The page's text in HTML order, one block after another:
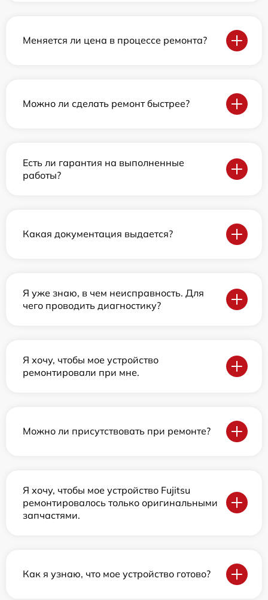
Меняется ли цена в процессе ремонта?
Можно ли сделать ремонт быстрее?
Есть ли гарантия на выполненные
работы?
Какая документация выдается?
Я уже знаю, в чем неисправность. Для
чего проводить диагностику?
Я хочу, чтобы мое устройство
ремонтировали при мне.
Можно ли присутствовать при ремонте?
Я хочу, чтобы мое устройство Fujitsu
ремонтировалось только оригинальными
запчастями.
Как я узнаю, что мое устройство готово?